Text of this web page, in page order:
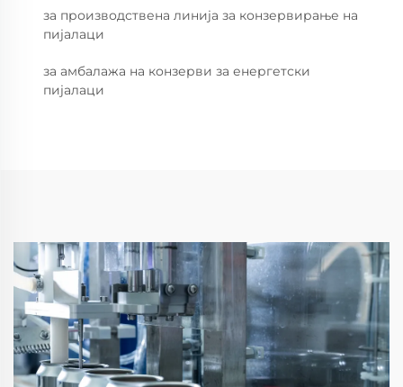
за производствена линија за конзервирање на
пијалаци
за амбалажа на конзерви за енергетски
пијалаци